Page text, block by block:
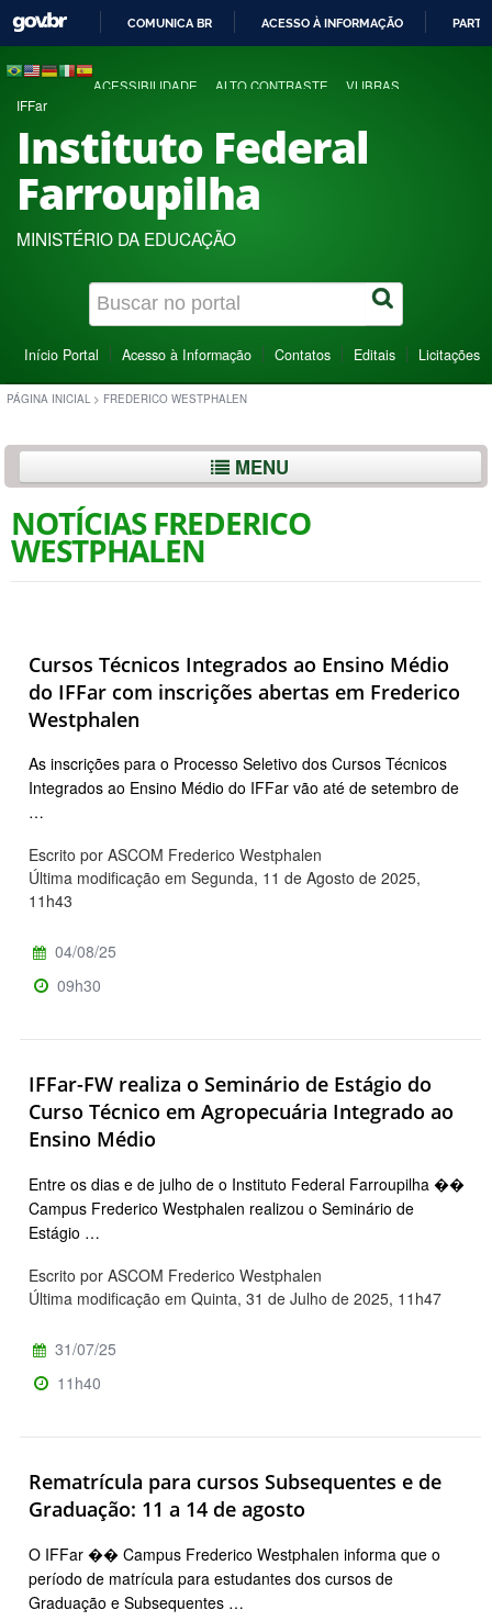
COMUNICA BR ACESSO À INFORMAÇÃO
ACESSIBILIDADE ALTO CONTRASTE VLIBRAS
IFFar
Instituto Federal
Farroupilha
MINISTÉRIO DA EDUCAÇÃO
Início Portal Acesso à Informação Contatos Editais Licitações
PÁGINA INICIAL > FREDERICO WESTPHALEN
MENU
NOTÍCIAS FREDERICO
WESTPHALEN
Cursos Técnicos Integrados ao Ensino Médio
do IFFar com inscrições abertas em Frederico
Westphalen
As inscrições para o Processo Seletivo dos Cursos Técnicos
Integrados ao Ensino Médio do IFFar vão até de setembro de
…
Escrito por ASCOM Frederico Westphalen
Última modificação em Segunda, 11 de Agosto de 2025,
11h43
04/08/25
09h30
IFFar-FW realiza o Seminário de Estágio do
Curso Técnico em Agropecuária Integrado ao
Ensino Médio
Entre os dias e de julho de o Instituto Federal Farroupilha ��
Campus Frederico Westphalen realizou o Seminário de
Estágio …
Escrito por ASCOM Frederico Westphalen
Última modificação em Quinta, 31 de Julho de 2025, 11h47
31/07/25
11h40
Rematrícula para cursos Subsequentes e de
Graduação: 11 a 14 de agosto
O IFFar �� Campus Frederico Westphalen informa que o
período de matrícula para estudantes dos cursos de
Graduação e Subsequentes …